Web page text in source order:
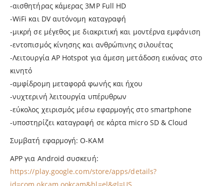
-αισθητήρας κάμερας 3MP Full HD
-WiFi και DV αυτόνομη καταγραφή
-μικρή σε μέγεθος με διακριτική και μοντέρνα εμφάνιση
-εντοπισμός κίνησης και ανθρώπινης σιλουέτας
-Λειτουργία AP Hotspot για άμεση μετάδοση εικόνας στο
κινητό
-αμφίδρομη μεταφορά φωνής και ήχου
-νυχτερινή λειτουργία υπέρυθρων
-εύκολος χειρισμός μέσω εφαρμογής στο smartphone
-υποστηρίζει καταγραφή σε κάρτα micro SD & Cloud
Συμβατή εφαρμογή: O-KAM
APP για Android συσκευή:
https://play.google.com/store/apps/details?
id=com.okcam.ookcam&hl=el&gl=US